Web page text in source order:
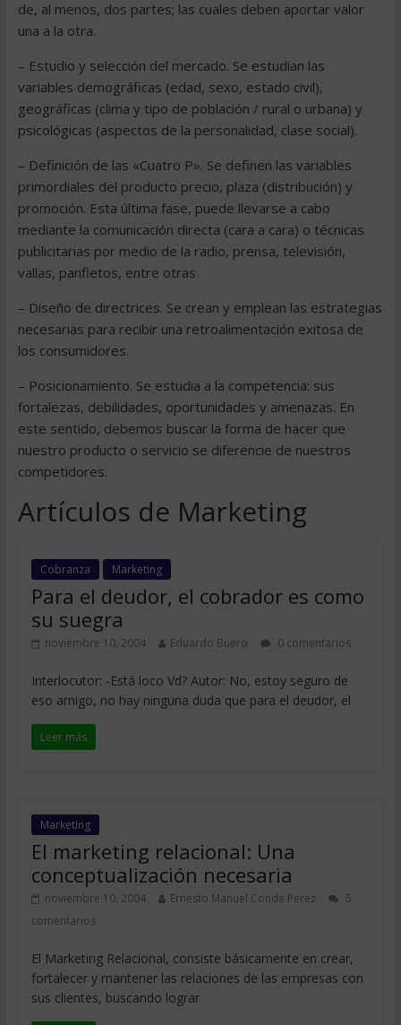
de, al menos, dos partes; las cuales deben aportar valor
una a la otra.
– Estudio y selección del mercado. Se estudian las
variables demográficas (edad, sexo, estado civil),
geográficas (clima y tipo de población / rural o urbana) y
psicológicas (aspectos de la personalidad, clase social).
– Definición de las «Cuatro P». Se definen las variables
primordiales del producto precio, plaza (distribución) y
promoción. Esta última fase, puede llevarse a cabo
mediante la comunicación directa (cara a cara) o técnicas
publicitarias por medio de la radio, prensa, televisión,
vallas, panfletos, entre otras
– Diseño de directrices. Se crean y emplean las estrategias
necesarias para recibir una retroalimentación exitosa de
los consumidores.
– Posicionamiento. Se estudia a la competencia: sus
fortalezas, debilidades, oportunidades y amenazas. En
este sentido, debemos buscar la forma de hacer que
nuestro producto o servicio se diferencie de nuestros
competidores.
Artículos de Marketing
Cobranza Marketing
Para el deudor, el cobrador es como
su suegra
noviembre 10, 2004 Eduardo Buero 0 comentarios
Interlocutor: -Está loco Vd? Autor: No, estoy seguro de
eso amigo, no hay ninguna duda que para el deudor, el
Leer más
Marketing
El marketing relacional: Una
conceptualización necesaria
noviembre 10, 2004 Ernesto Manuel Conde Perez
5
comentarios
El Marketing Relacional, consiste básicamente en crear,
fortalecer y mantener las relaciones de las empresas con
sus clientes, buscando lograr